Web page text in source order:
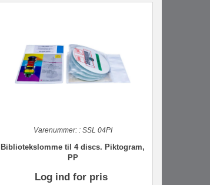
Varenummer:: SSL 04PI
Bibliotekslomme til 4 discs. Piktogram,
PP
Log ind for pris